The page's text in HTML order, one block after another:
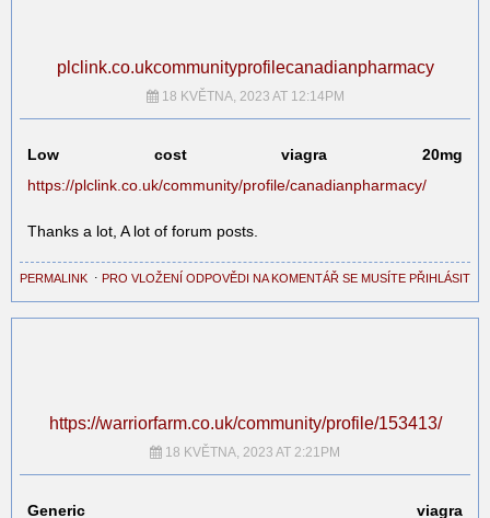
plclink.co.ukcommunityprofilecanadianpharmacy
18 KVĚTNA, 2023 AT 12:14PM
Low cost viagra 20mg
https://plclink.co.uk/community/profile/canadianpharmacy/
Thanks a lot, A lot of forum posts.
PERMALINK ⋅ PRO VLOŽENÍ ODPOVĚDI NA KOMENTÁŘ SE MUSÍTE PŘIHLÁSIT
https://warriorfarm.co.uk/community/profile/153413/
18 KVĚTNA, 2023 AT 2:21PM
Generic viagra